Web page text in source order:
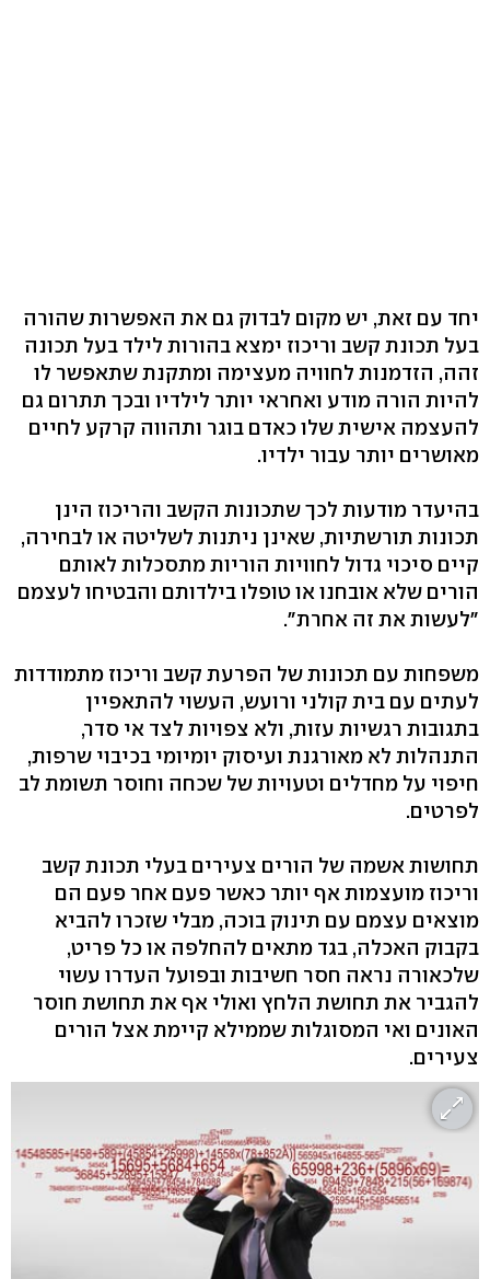
יחד עם זאת, יש מקום לבדוק גם את האפשרות שהורה
בעל תכונת קשב וריכוז ימצא בהורות לילד בעל תכונה
זהה, הזדמנות לחוויה מעצימה ומתקנת שתאפשר לו
להיות הורה מודע ואחראי יותר לילדיו ובכך תתרום גם
להעצמה אישית שלו כאדם בוגר ותהווה קרקע לחיים
מאושרים יותר עבור ילדיו.
בהיעדר מודעות לכך שתכונות הקשב והריכוז הינן
תכונות תורשתיות, שאינן ניתנות לשליטה או לבחירה,
קיים סיכוי גדול לחוויות הוריות מתסכלות לאותם
הורים שלא אובחנו או טופלו בילדותם והבטיחו לעצמם
"לעשות את זה אחרת".
משפחות עם תכונות של הפרעת קשב וריכוז מתמודדות
לעתים עם בית קולני ורועש, העשוי להתאפיין
בתגובות רגשיות עזות, ולא צפויות לצד אי סדר,
התנהלות לא מאורגנת ועיסוק יומיומי בכיבוי שרפות,
חיפוי על מחדלים וטעויות של שכחה וחוסר תשומת לב
לפרטים.
תחושות אשמה של הורים צעירים בעלי תכונת קשב
וריכוז מועצמות אף יותר כאשר פעם אחר פעם הם
מוצאים עצמם עם תינוק בוכה, מבלי שזכרו להביא
בקבוק האכלה, בגד מתאים להחלפה או כל פריט,
שלכאורה נראה חסר חשיבות ובפועל העדרו עשוי
להגביר את תחושת הלחץ ואולי אף את תחושת חוסר
האונים ואי המסוגלות שממילא קיימת אצל הורים
צעירים.